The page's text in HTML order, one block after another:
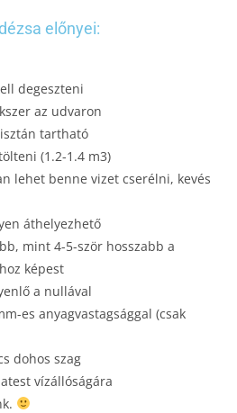
előnyei:
degeszteni
az udvaron
tartható
(1.2-1.4 m3)
lehet benne vizet cserélni, kevés
áthelyezhető
mint 4-5-ször hosszabb a
képest
a nullával
es anyagvastagsággal (csak
dohos szag
vízállóságára